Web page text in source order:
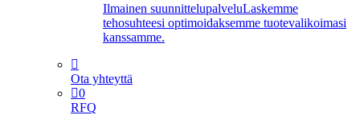
Ilmainen suunnittelupalveluLaskemme
tehosuhteesi optimoidaksemme tuotevalikoimasi
kanssamme.
Ota yhteyttä
0
RFQ